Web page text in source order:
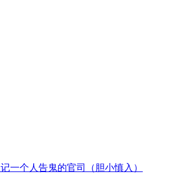
记一个人告鬼的官司（胆小慎入）